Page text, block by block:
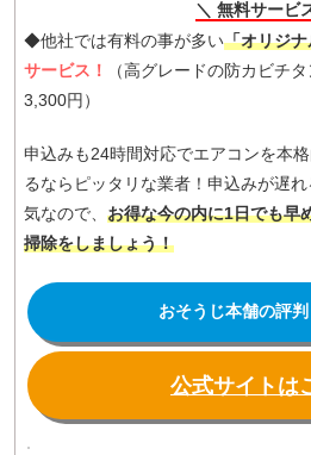
＼ 無料サービ
◆他社では有料の事が多い「オリジ
サービス！
（高グレードの防カビチ
3,300円）
申込みも24時間対応でエアコンを本
るならピッタリな業者！申込みが遅
気なので、 お得な今の内に1日でも早
掃除をしましょう！
おそうじ本舗の評判
公式サイトは